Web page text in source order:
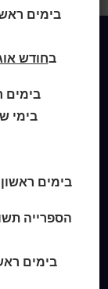
מי אנחנו
צור קשר
כותר טף
המומחה
ארכיון ספריית
בימים ראשון,
ב
בימים
בימי שלישי:
הספרייה תשוב